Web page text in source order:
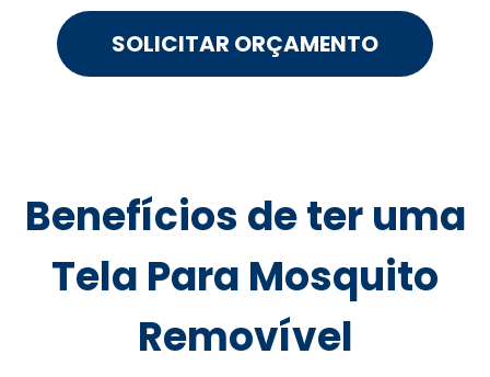
SOLICITAR ORÇAMENTO
Benefícios de ter uma
Tela Para Mosquito
Removível